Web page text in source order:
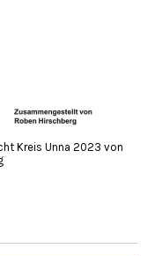
Kreis Unna 2023 von